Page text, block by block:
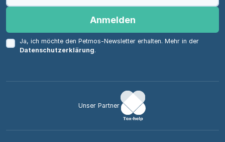
Anmelden
Ja, ich möchte den Petmos-Newsletter erhalten. Mehr in der
Datenschutzerklärung.
Unser Partner